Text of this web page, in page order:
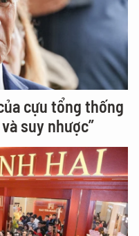
cựu tổng thống
suy nhược”